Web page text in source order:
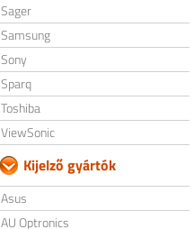
Sager
Samsung
Sony
Sparq
Toshiba
ViewSonic
Kijelző gyártók
Asus
AU Optronics